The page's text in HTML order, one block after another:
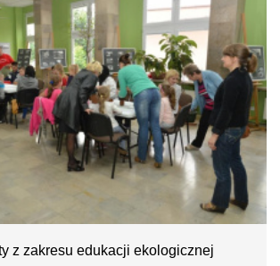
z zakresu edukacji ekologicznej